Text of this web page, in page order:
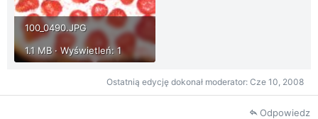
100_0490.JPG
1.1 MB · Wyświetleń: 1
Ostatnią edycję dokonał moderator: Cze 10, 2008
Odpowiedz